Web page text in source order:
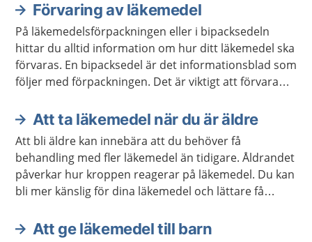
Förvaring av läkemedel
På läkemedelsförpackningen eller i bipacksedeln
hittar du alltid information om hur ditt läkemedel ska
förvaras. En bipacksedel är det informationsblad som
följer med förpackningen. Det är viktigt att förvara
Att ta läkemedel när du är äldre
Att bli äldre kan innebära att du behöver få
behandling med fler läkemedel än tidigare. Åldrandet
påverkar hur kroppen reagerar på läkemedel. Du kan
bli mer känslig för dina läkemedel och lättare få
Att ge läkemedel till barn